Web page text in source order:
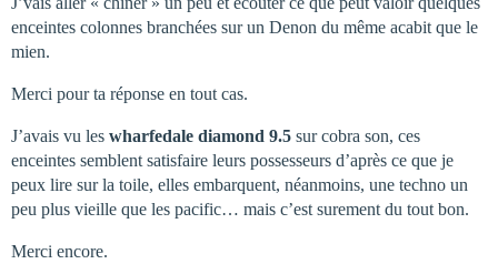
enceintes colonnes branchées sur un Denon du même acabit que le
mien.
Merci pour ta réponse en tout cas.
J’avais vu les wharfedale diamond 9.5 sur cobra son, ces
enceintes semblent satisfaire leurs possesseurs d’après ce que je
peux lire sur la toile, elles embarquent, néanmoins, une techno un
peu plus vieille que les pacific… mais c’est surement du tout bon.
Merci encore.